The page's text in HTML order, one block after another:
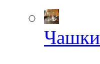
Чашки